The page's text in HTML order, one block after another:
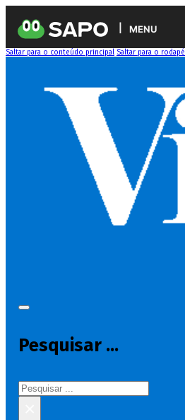
MENU
Saltar para o conteúdo principal Saltar para o rodapé
Pesquisar ...
Pesquisar